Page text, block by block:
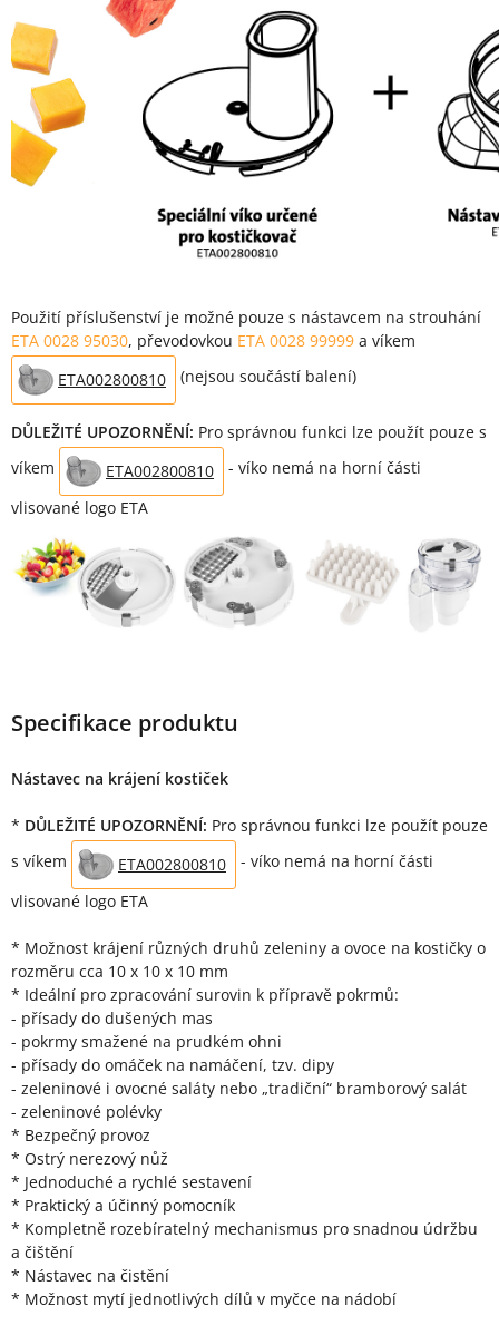
Použití příslušenství je možné pouze s nástavcem na strouhání
ETA 0028 95030, převodovkou ETA 0028 99999 a víkem
ETA002800810
(nejsou součástí balení)
DŮLEŽITÉ UPOZORNĚNÍ: Pro správnou funkci lze použít pouze s
víkem
ETA002800810
- víko nemá na horní části
vlisované logo ETA
Specifikace produktu
Nástavec na krájení kostiček
* DŮLEŽITÉ UPOZORNĚNÍ: Pro správnou funkci lze použít pouze
s víkem
ETA002800810
- víko nemá na horní části
vlisované logo ETA
* Možnost krájení různých druhů zeleniny a ovoce na kostičky o
rozměru cca 10 x 10 x 10 mm
* Ideální pro zpracování surovin k přípravě pokrmů:
- přísady do dušených mas
- pokrmy smažené na prudkém ohni
- přísady do omáček na namáčení, tzv. dipy
- zeleninové i ovocné saláty nebo „tradiční“ bramborový salát
- zeleninové polévky
* Bezpečný provoz
* Ostrý nerezový nůž
* Jednoduché a rychlé sestavení
* Praktický a účinný pomocník
* Kompletně rozebíratelný mechanismus pro snadnou údržbu
a čištění
* Nástavec na čistění
* Možnost mytí jednotlivých dílů v myčce na nádobí